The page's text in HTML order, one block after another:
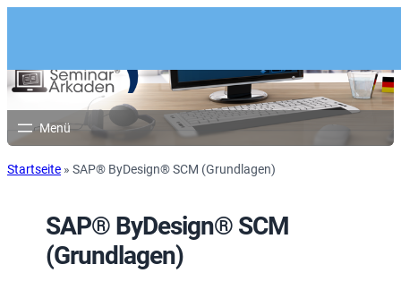
Startseite » SAP® ByDesign® SCM (Grundlagen)
SAP® ByDesign® SCM
(Grundlagen)